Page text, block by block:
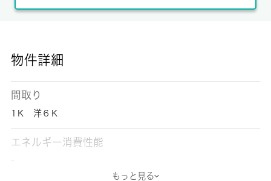
物件詳細
間取り
1Ｋ 洋６Ｋ
エネルギー消費性能
-
もっと見る